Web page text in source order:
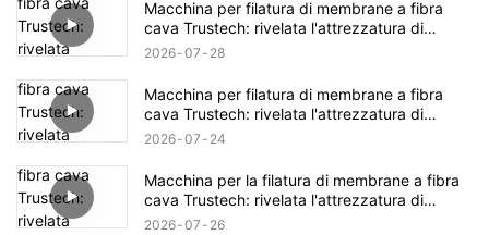
Macchina per filatura di membrane a fibra
cava Trustech: rivelata l'attrezzatura di
filatura TIPS (17)
2026 07 28
Macchina per filatura di membrane a fibra
cava Trustech: rivelata l'attrezzatura di
filatura TIPS (16)
2026 07 24
Macchina per la filatura di membrane a fibra
cava Trustech: rivelata l'attrezzatura di
filatura NIPS (18)
2026 07 26